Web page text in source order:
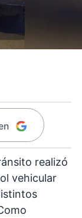
realizó
vehicular